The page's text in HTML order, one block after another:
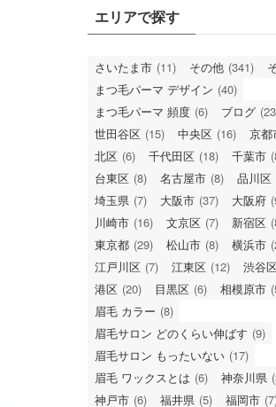
エリアで探す
さいたま市 (11) その他 (341)
まつ毛パーマ デザイン (40)
まつ毛パーマ 頻度 (6) ブログ
世田谷区 (15) 中央区 (16) 京都
北区 (6) 千代田区 (18) 千葉市
台東区 (8) 名古屋市 (8) 品川区
埼玉県 (7) 大阪市 (37) 大阪府
川崎市 (16) 文京区 (7) 新宿区
東京都 (29) 松山市 (8) 横浜市
江戸川区 (7) 江東区 (12) 渋谷区
港区 (20) 目黒区 (6) 相模原市
眉毛 カラー (8)
眉毛サロン どのくらい伸ばす (9)
眉毛サロン もったいない (17)
眉毛 ワックスとは (6) 神奈川県
神戸市 (6) 福井県 (5) 福岡市